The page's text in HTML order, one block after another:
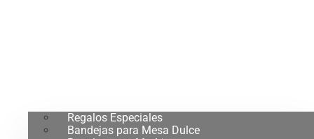
Regalos Especiales
Bandejas para Mesa Dulce